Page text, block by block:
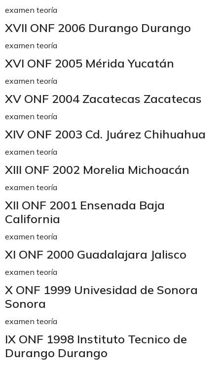
examen teoría
XVII ONF 2006 Durango Durango
examen teoría
XVI ONF 2005 Mérida Yucatán
examen teoría
XV ONF 2004 Zacatecas Zacatecas
examen teoría
XIV ONF 2003 Cd. Juárez Chihuahua
examen teoría
XIII ONF 2002 Morelia Michoacán
examen teoría
XII ONF 2001 Ensenada Baja
California
examen teoría
XI ONF 2000 Guadalajara Jalisco
examen teoría
X ONF 1999 Univesidad de Sonora
Sonora
examen teoría
IX ONF 1998 Instituto Tecnico de
Durango Durango